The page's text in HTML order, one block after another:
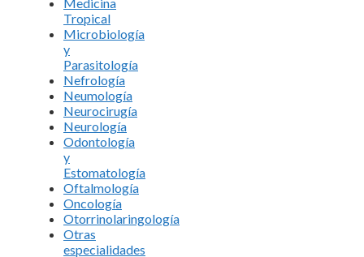
Tropical
Microbiología
y
Parasitología
Nefrología
Neumología
Neurocirugía
Neurología
Odontología
y
Estomatología
Oftalmología
Oncología
Otorrinolaringología
Otras
especialidades